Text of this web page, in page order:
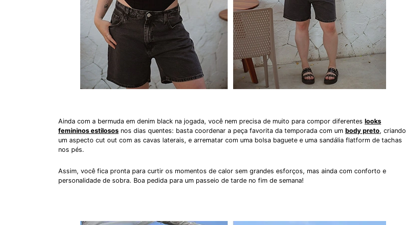
Ainda com a bermuda em denim black na jogada, você nem precisa de muito para compor diferentes looks
femininos estilosos nos dias quentes: basta coordenar a peça favorita da temporada com um body preto, criando
um aspecto cut out com as cavas laterais, e arrematar com uma bolsa baguete e uma sandália flatform de tachas
nos pés.
Assim, você fica pronta para curtir os momentos de calor sem grandes esforços, mas ainda com conforto e
personalidade de sobra. Boa pedida para um passeio de tarde no fim de semana!